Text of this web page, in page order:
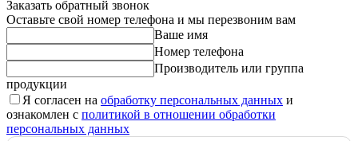
Заказать обратный звонок
Оставьте свой номер телефона и мы перезвоним вам
Ваше имя
Номер телефона
Производитель или группа
продукции
Я согласен на обработку персональных данных и
ознакомлен с политикой в отношении обработки
персональных данных